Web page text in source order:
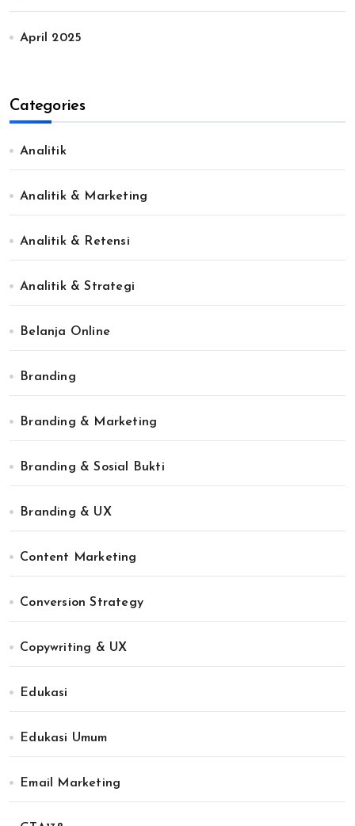
April 2025
Categories
Analitik
Analitik & Marketing
Analitik & Retensi
Analitik & Strategi
Belanja Online
Branding
Branding & Marketing
Branding & Sosial Bukti
Branding & UX
Content Marketing
Conversion Strategy
Copywriting & UX
Edukasi
Edukasi Umum
Email Marketing